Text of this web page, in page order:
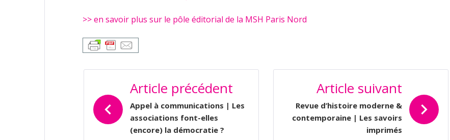
>> en savoir plus sur le pôle éditorial de la MSH Paris Nord
DE
L’ARTICLE
Article précédent
Appel à communications | Les
associations font-elles
(encore) la démocratie ?
Article suivant
Revue d’histoire moderne &
contemporaine | Les savoirs
imprimés